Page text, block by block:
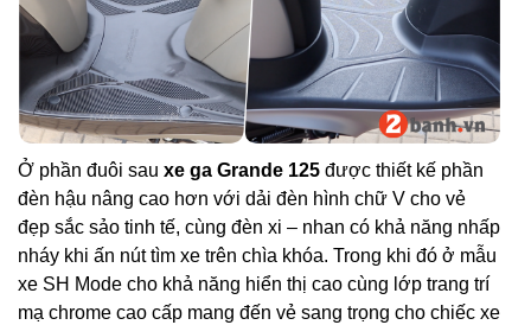
Ở phần đuôi sau xe ga Grande 125 được thiết kế phần
đèn hậu nâng cao hơn với dải đèn hình chữ V cho vẻ
đẹp sắc sảo tinh tế, cùng đèn xi – nhan có khả năng nhấp
nháy khi ấn nút tìm xe trên chìa khóa. Trong khi đó ở mẫu
xe SH Mode cho khả năng hiển thị cao cùng lớp trang trí
mạ chrome cao cấp mang đến vẻ sang trọng cho chiếc xe